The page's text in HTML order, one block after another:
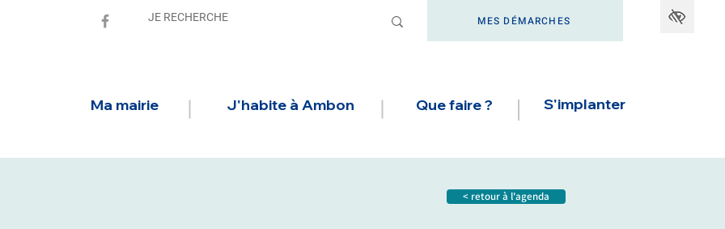
MES DÉMARCHES
Ma mairie J'habite à Ambon Que faire ? S'implanter
< retour à l'agenda